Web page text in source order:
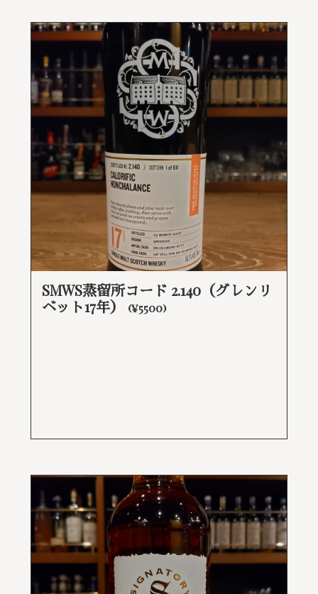
SMWS蒸留所コード 2.140（グレンリ
ベット17年）
(¥5500)